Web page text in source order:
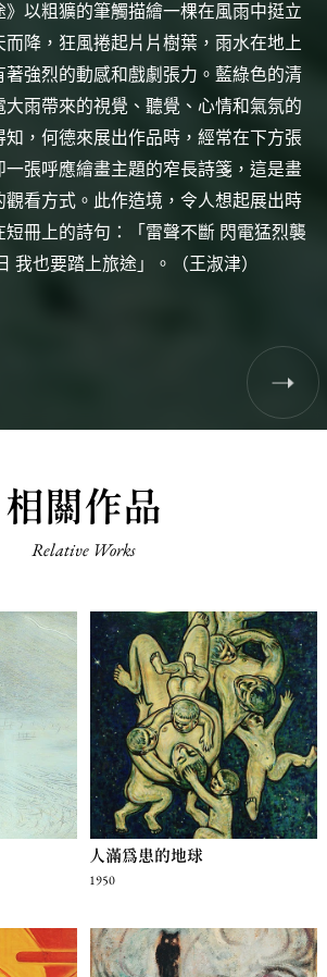
》以粗獷的筆觸描繪一棵在風雨中挺立
降，狂風捲起片片樹葉，雨水在地上
著強烈的動感和戲劇張力。藍綠色的清
雨帶來的視覺、聽覺、心情和氣氛的
，何德來展出作品時，經常在下方張
一張呼應繪畫主題的窄長詩箋，這是畫
觀看方式。此作造境，令人想起展出時
冊上的詩句：「雷聲不斷 閃電猛烈襲
我也要踏上旅途」。（王淑津）
相關作品
Relative Works
人滿為患的地球
1950